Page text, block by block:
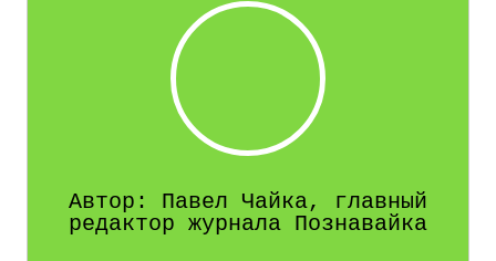
Автор: Павел Чайка, главный
редактор журнала Познавайка